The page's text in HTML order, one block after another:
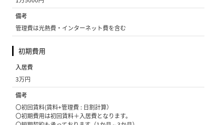
備考
管理費は光熱費・インターネット費を含む
初期費用
入居費
3万円
備考
〇初回賃料(賃料+管理費 : 日割計算）
〇初期費用は初回賃料＋入居費となります。